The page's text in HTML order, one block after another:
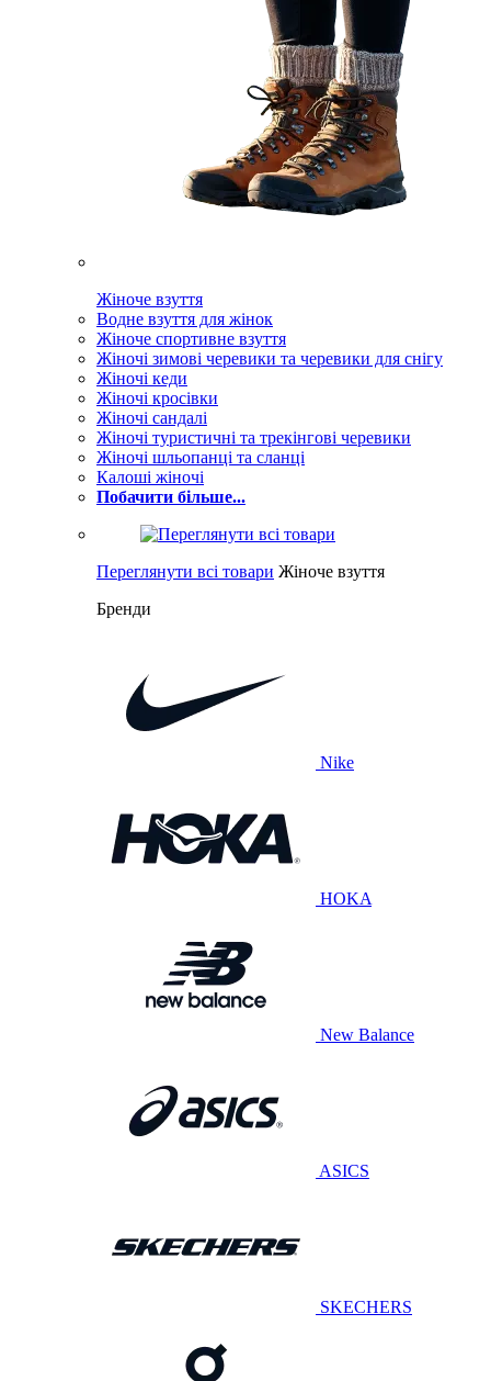
Жіноче взуття
Водне взуття для жінок
Жіноче спортивне взуття
Жіночі зимові черевики та черевики для снігу
Жіночі кеди
Жіночі кросівки
Жіночі сандалі
Жіночі туристичні та трекінгові черевики
Жіночі шльопанці та сланці
Калоші жіночі
Побачити більше...
Переглянути всі товари Жіноче взуття
Бренди
Nike
HOKA
New Balance
ASICS
SKECHERS